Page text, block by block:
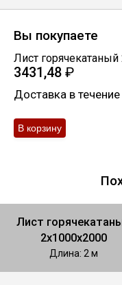
Вы покупаете
Лист
3431,48 ₽
Доставка в
Лист
2х1000х2000
Длина: 2 м